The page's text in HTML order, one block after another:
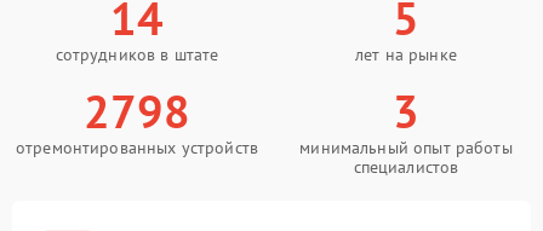
14
сотрудников в штате
5
лет на рынке
2798
отремонтированных устройств
3
минимальный опыт работы
специалистов